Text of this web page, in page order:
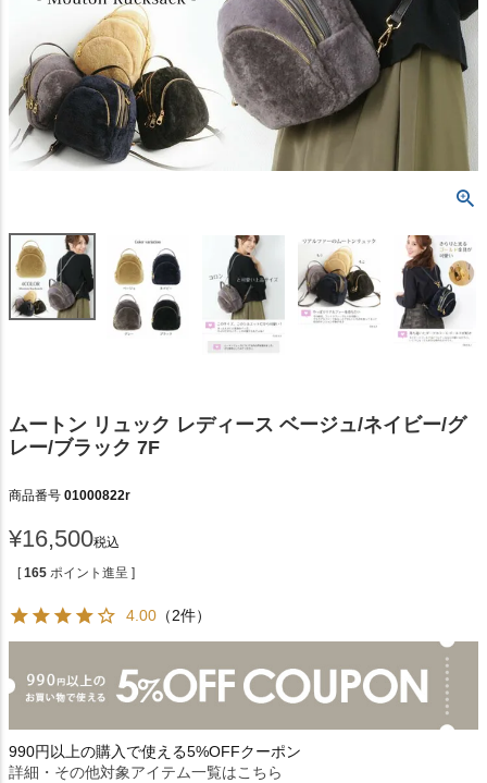
ムートン リュック レディース ベージュ/ネイビー/グ
レー/ブラック 7F
商品番号 01000822r
¥16,500税込
[ 165 ポイント進呈 ]
4.00 （2件）
990円以上の購入で使える5%OFFクーポン
詳細・その他対象アイテム一覧はこちら